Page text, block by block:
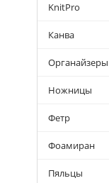
KnitPro
Канва
Органайзеры
Ножницы
Фетр
Фоамиран
Пяльцы